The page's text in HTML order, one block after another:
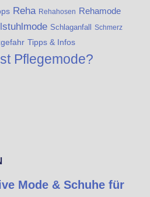
Reha Rehahosen Rehamode
Schlaganfall Schmerz
Tipps & Infos
Pflegemode?
Mode & Schuhe für